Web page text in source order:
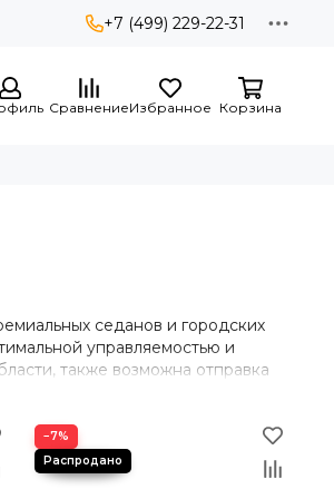
+7 (499) 229-22-31
СравнениеИзбранное Корзина
седанов и городских
управляемостью и
также возможна отправка
−7%